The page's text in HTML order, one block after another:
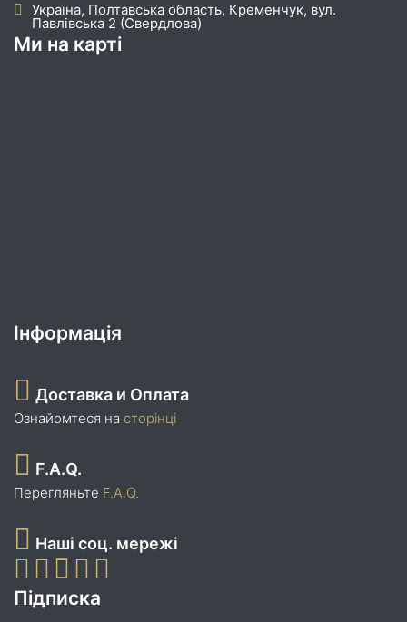
Україна, Полтавська область, Кременчук, вул.
Павлівська 2 (Свердлова)
Ми на карті
Інформація
Доставка и Оплата
Ознайомтеся на сторінці
F.A.Q.
Перегляньте F.A.Q.
Наші соц. мережі
Підписка